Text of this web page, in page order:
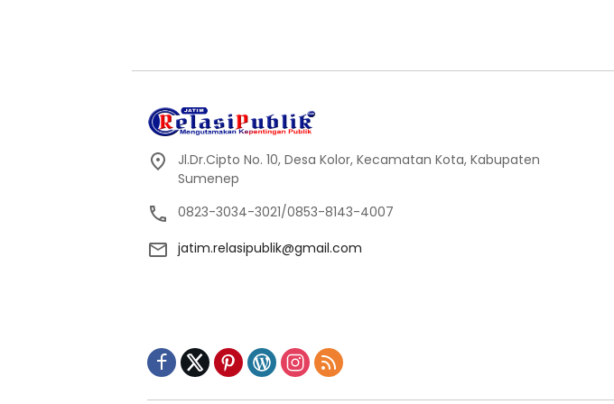
Jl.Dr.Cipto No. 10, Desa Kolor, Kecamatan Kota, Kabupaten
Sumenep
0823-3034-3021/0853-8143-4007
jatim.relasipublik@gmail.com